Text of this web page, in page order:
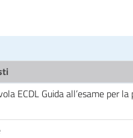
ECDL Guida all’esame per